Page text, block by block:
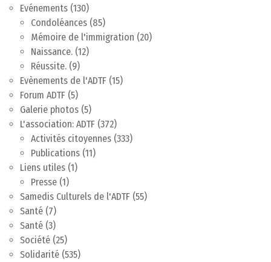
Evénements (130)
Condoléances (85)
Mémoire de l'immigration (20)
Naissance. (12)
Réussite. (9)
Evènements de l'ADTF (15)
Forum ADTF (5)
Galerie photos (5)
L'association: ADTF (372)
Activités citoyennes (333)
Publications (11)
Liens utiles (1)
Presse (1)
Samedis Culturels de l'ADTF (55)
Santé (7)
Santé (3)
Société (25)
Solidarité (535)